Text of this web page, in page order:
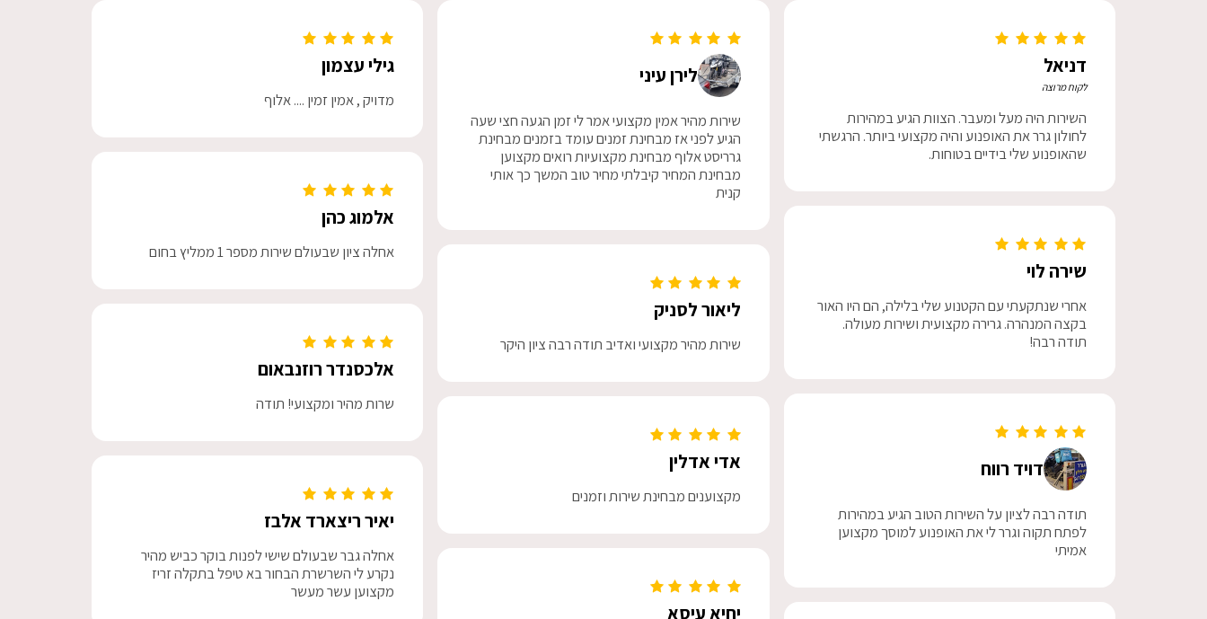
דניאל
לקוח מרוצה
השירות היה מעל ומעבר. הצוות הגיע במהירות
לחולון גרר את האופנוע והיה מקצועי ביותר. הרגשתי
שהאופנוע שלי בידיים בטוחות.
שירה לוי
אחרי שנתקעתי עם הקטנוע שלי בלילה, הם היו האור
בקצה המנהרה. גרירה מקצועית ושירות מעולה.
תודה רבה!
דויד רווח
תודה רבה לציון על השירות הטוב הגיע במהירות
לפתח תקוה וגרר לי את האופנוע למוסך מקצוען
אמיתי
לירן עיני
שירות מהיר אמין מקצועי אמר לי זמן הגעה חצי שעה
הגיע לפני אז מבחינת זמנים עומד בזמנים מבחינת
גרריסט אלוף מבחינת מקצועיות רואים מקצוען
מבחינת המחיר קיבלתי מחיר טוב המשך כך אותי
קנית
ליאור לסניק
שירות מהיר מקצועי ואדיב תודה רבה ציון היקר
אדי אדלין
מקצוענים מבחינת שירות וזמנים
יחיא עיסא
גילי עצמון
מדויק , אמין זמין .... אלוף
אלמוג כהן
אחלה ציון שבעולם שירות מספר 1 ממליץ בחום
אלכסנדר רוזנבאום
שרות מהיר ומקצועי! תודה
יאיר ריצארד אלבז
אחלה גבר שבעולם שישי לפנות בוקר כביש מהיר
נקרע לי השרשרת הבחור בא טיפל בתקלה זריז
מקצוען עשר מעשר